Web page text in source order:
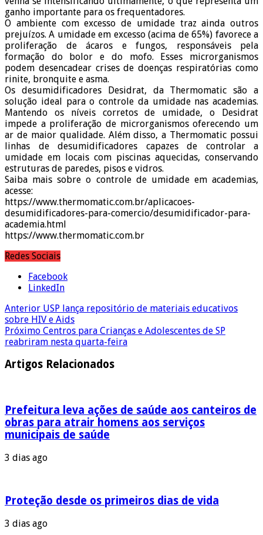
ganho importante para os frequentadores.
O ambiente com excesso de umidade traz ainda outros
prejuízos. A umidade em excesso (acima de 65%) favorece a
proliferação de ácaros e fungos, responsáveis pela
formação do bolor e do mofo. Esses microrganismos
podem desencadear crises de doenças respiratórias como
rinite, bronquite e asma.
Os desumidificadores Desidrat, da Thermomatic são a
solução ideal para o controle da umidade nas academias.
Mantendo os níveis corretos de umidade, o Desidrat
impede a proliferação de microrganismos oferecendo um
ar de maior qualidade. Além disso, a Thermomatic possui
linhas de desumidificadores capazes de controlar a
umidade em locais com piscinas aquecidas, conservando
estruturas de paredes, pisos e vidros.
Saiba mais sobre o controle de umidade em academias,
acesse:
https://www.thermomatic.com.br/aplicacoes-
desumidificadores-para-comercio/desumidificador-para-
academia.html
https://www.thermomatic.com.br
Redes Sociais
Facebook
LinkedIn
Anterior USP lança repositório de materiais educativos
sobre HIV e Aids
Próximo Centros para Crianças e Adolescentes de SP
reabriram nesta quarta-feira
Artigos Relacionados
Prefeitura leva ações de saúde aos canteiros de
obras para atrair homens aos serviços
municipais de saúde
3 dias ago
Proteção desde os primeiros dias de vida
3 dias ago